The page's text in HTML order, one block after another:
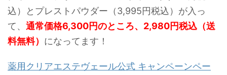
込）とプレストパウダー（3,995円税込）が入っ
て、 通常価格6,300円のところ、2,980円税込（送
料無料） になってます！
薬用クリアエステヴェール公式 キャンペーンペー